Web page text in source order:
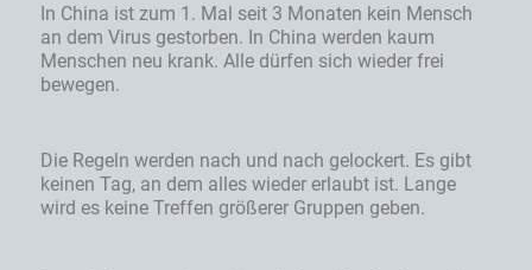
In China ist zum 1. Mal seit 3 Monaten kein Mensch
an dem Virus gestorben. In China werden kaum
Menschen neu krank. Alle dürfen sich wieder frei
bewegen.
Die Regeln werden nach und nach gelockert. Es gibt
keinen Tag, an dem alles wieder erlaubt ist. Lange
wird es keine Treffen größerer Gruppen geben.